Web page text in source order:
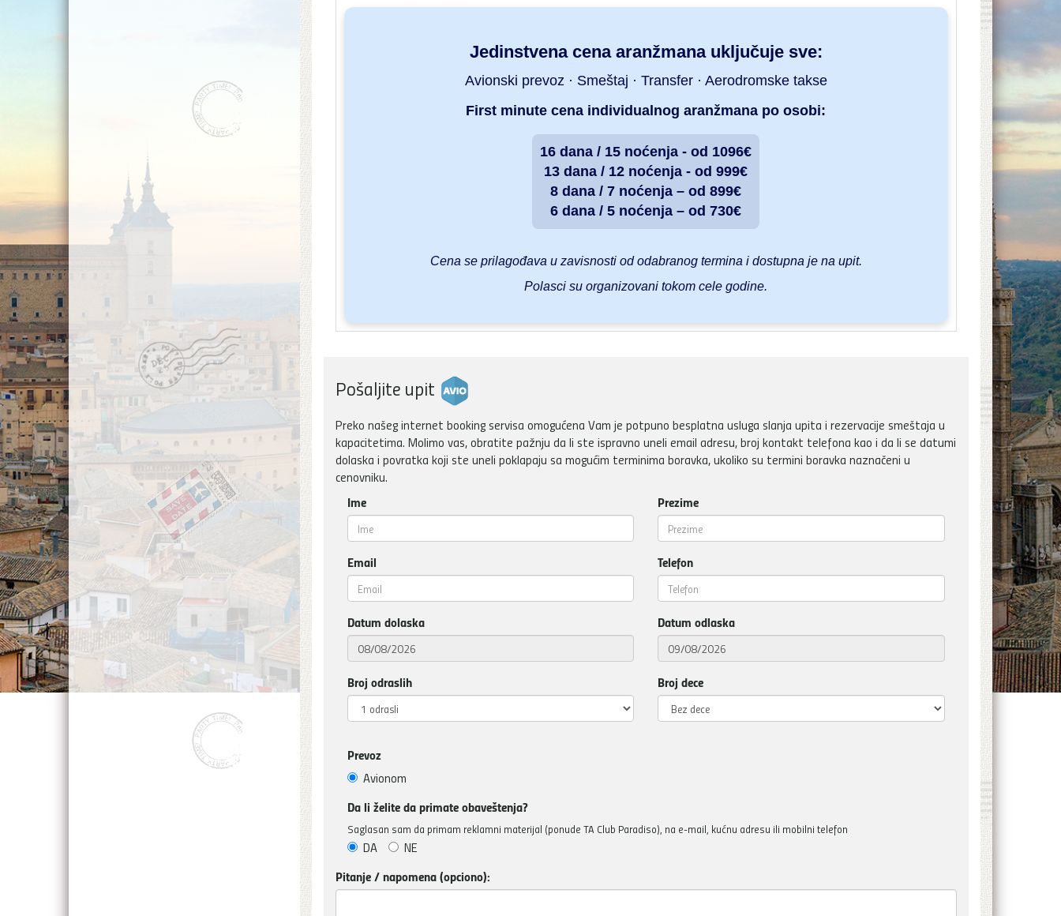
Jedinstvena cena aranžmana uključuje sve:
Avionski prevoz · Smeštaj · Transfer · Aerodromske takse
First minute cena individualnog aranžmana po osobi:
16 dana / 15 noćenja - od 1096€
13 dana / 12 noćenja - od 999€
8 dana / 7 noćenja – od 899€
6 dana / 5 noćenja – od 730€
Cena se prilagođava u zavisnosti od odabranog termina i dostupna je na upit.
Polasci su organizovani tokom cele godine.
Pošaljite upit
Preko našeg internet booking servisa omogućena Vam je potpuno besplatna usluga slanja upita i rezervacije smeštaja u
kapacitetima. Molimo vas, obratite pažnju da li ste ispravno uneli email adresu, broj kontakt telefona kao i da li se datumi
dolaska i povratka koji ste uneli poklapaju sa mogućim terminima boravka, ukoliko su termini boravka naznačeni u
cenovniku.
Ime Prezime
Email Telefon
Datum dolaska Datum odlaska
Broj odraslih Broj dece
Prevoz
Avionom
Da li želite da primate obaveštenja?
Saglasan sam da primam reklamni materijal (ponude TA Club Paradiso), na e-mail, kućnu adresu ili mobilni telefon
DA NE
Pitanje / napomena (opciono):